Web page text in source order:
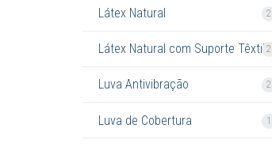
Látex Natural 2
Látex Natural com Suporte Têxtil 2
Luva Antivibração 2
Luva de Cobertura 1